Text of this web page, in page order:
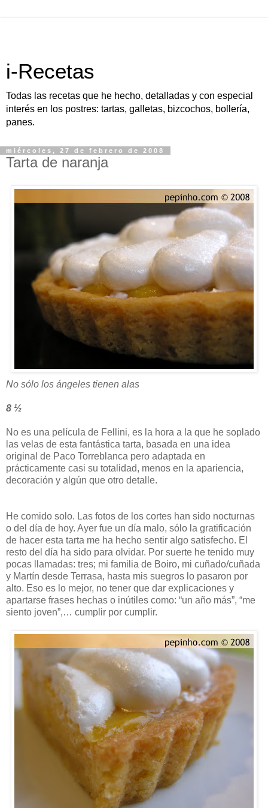
i-Recetas
Todas las recetas que he hecho, detalladas y con especial
interés en los postres: tartas, galletas, bizcochos, bollería,
panes.
miércoles, 27 de febrero de 2008
Tarta de naranja
No sólo los ángeles tienen alas
8 ½
No es una película de Fellini, es la hora a la que he soplado
las velas de esta fantástica tarta, basada en una idea
original de Paco Torreblanca pero adaptada en
prácticamente casi su totalidad, menos en la apariencia,
decoración y algún que otro detalle.
He comido solo. Las fotos de los cortes han sido nocturnas
o del día de hoy. Ayer fue un día malo, sólo la gratificación
de hacer esta tarta me ha hecho sentir algo satisfecho. El
resto del día ha sido para olvidar. Por suerte he tenido muy
pocas llamadas: tres; mi familia de Boiro, mi cuñado/cuñada
y Martín desde Terrasa, hasta mis suegros lo pasaron por
alto. Eso es lo mejor, no tener que dar explicaciones y
apartarse frases hechas o inútiles como: “un año más”, “me
siento joven”,… cumplir por cumplir.